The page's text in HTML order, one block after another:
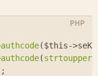
authcode($this-
authcode(strtoupper